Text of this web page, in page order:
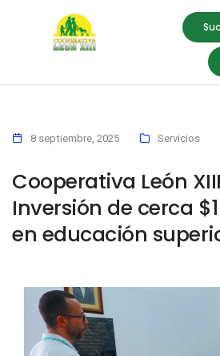
8 septiembre, 2025 Servicios
Cooperativa León
Inversión de cerca
en educación